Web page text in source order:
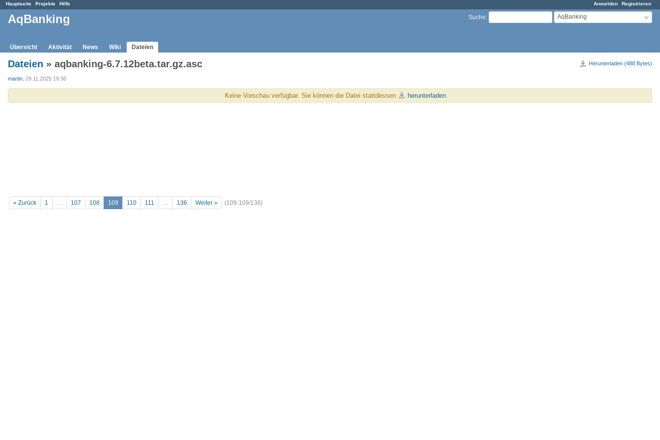
Anmelden Registrieren
Hauptseite Projekte Hilfe
Suche: AqBanking
AqBanking
Übersicht Aktivität News Wiki Dateien
Herunterladen (488 Bytes)
Dateien » aqbanking-6.7.12beta.tar.gz.asc
martin , 29.11.2025 19:36
Keine Vorschau verfügbar. Sie können die Datei stattdessen herunterladen.
« Zurück 1 … 107 108 109 110 111 … 136 Weiter » (109-109/136)